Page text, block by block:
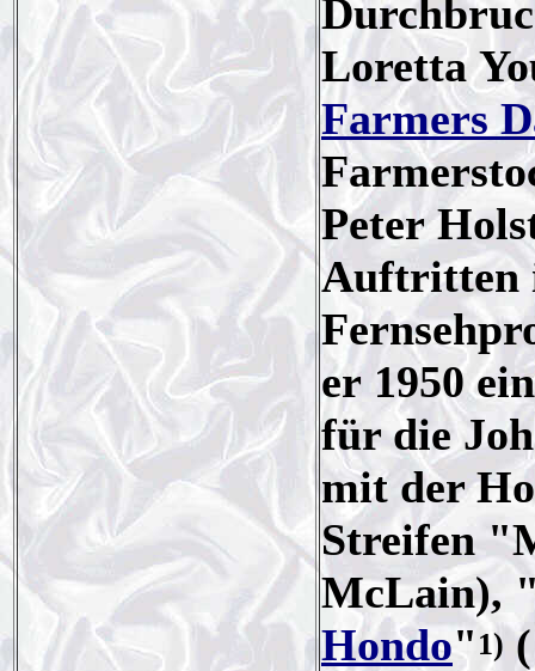
Loretta
Farmers
Peter
Auftritten
er 1950
für die
mit der
Streifen
McLain),
Hondo" 1)